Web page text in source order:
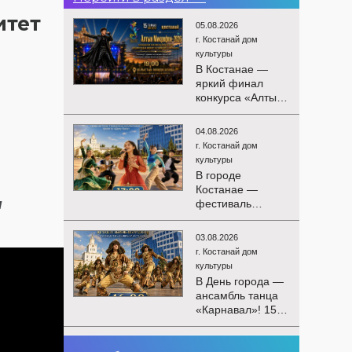
05.08.2026
г. Костанай дом
культуры
В Костанае —
яркий финал
конкурса «Алтын
Микрофон-2026»!
15 августа
состоятся
церемония
награждения
победителей и
гала-концерт
Международного
конкурса
вокалистов! Вас
ждут яркие
выступления
лучших
исполнителей,
незабываемые
эмоции и особая
праздничная
04.08.2026
г. Костанай дом
культуры
В городе
Костанае —
фестиваль
детского
творчества
«Алтын дән»! 15
августа на
площади
областного
акимата
состоится
фестиваль
03.08.2026
г. Костанай дом
культуры
В День города —
ансамбль танца
«Карнавал»! 15
августа на
площади